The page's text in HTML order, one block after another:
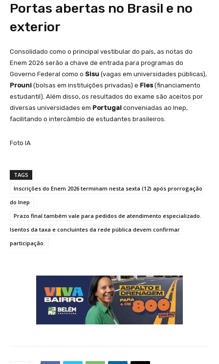
Portas abertas no Brasil e no
exterior
Consolidado como o principal vestibular do país, as notas do
Enem 2026 serão a chave de entrada para programas do
Governo Federal como o Sisu (vagas em universidades públicas),
Prouni (bolsas em instituições privadas) e Fies(financiamento
estudantil). Além disso, os resultados do exame são aceitos por
diversas universidades em Portugal conveniadas ao Inep,
facilitando o intercâmbio de estudantes brasileiros.
Foto IA
TAGS
Inscrições do Enem 2026 terminam nesta sexta (12) após prorrogação
do Inep
Prazo final também vale para pedidos de atendimento especializado.
Isentos da taxa e concluintes da rede pública devem confirmar
participação.